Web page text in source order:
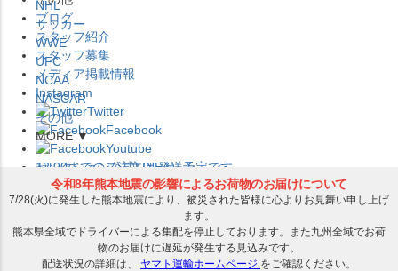
ブログ
スタッフ紹介
スタッフ募集
メディア掲載情報
Instagram
Twitter
Facebook
Youtube
セレクション公式LINE@
NHL
サッカー
WWE
UFC
NCAA
NASCAR
その他
MORE ▼
12:00までのご注文は発送予定です。
在庫品は 1-3営業日内で発送!! ※お取寄せ商品は対象外